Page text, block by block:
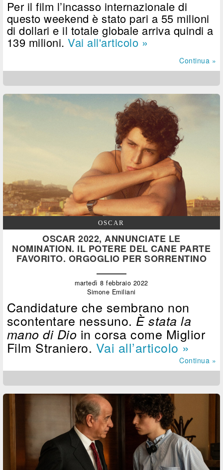
Per il film l’incasso internazionale di
questo weekend è stato pari a 55 milioni
di dollari e il totale globale arriva quindi a
139 milioni.Vai all'articolo »
Continua »
OSCAR
OSCAR 2022, ANNUNCIATE LE
NOMINATION. IL POTERE DEL CANE PARTE
FAVORITO. ORGOGLIO PER SORRENTINO
martedì 8 febbraio 2022
Simone Emiliani
Candidature che sembrano non
scontentare nessuno. È stata la
mano di Dio in corsa come Miglior
Film Straniero. Vai all’articolo »
Continua »